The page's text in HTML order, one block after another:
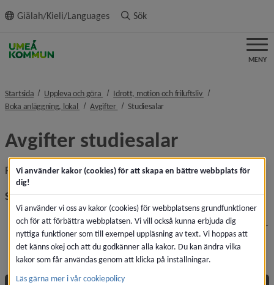
innehållet
Giälah/Kieli/Languages Sök
MENY
Startsida Uppleva och göra nivå i brödsmulenavigeringen
Idrott, motion och friluftsliv nivå i
Boka anläggning, lokal nivå i brödsmulenavigeringen
Avgifter nivå i brödsmulenavigeringen
Studiesalarnivå i brödsmulenavigeringen
Avgifter studiesalar
Priserna gäller inklusive moms.
Salar för studieverksamhet
Föreningar: 98 kronor per timme/440 kronor per dag
Privatpersoner: 173 kronor per timme/776 kronor per
dag
Övriga: 230 kronor per timme/1 035 kronor per dag
Vi använder kakor (cookies) för att skapa en bättre webbplats för
dig!
Vi använder vi oss av kakor (cookies) för webbplatsens grundfunktioner
och för att förbättra webbplatsen. Vi vill också kunna erbjuda dig
nyttiga funktioner som till exempel uppläsning av text. Vi hoppas att
det känns okej och att du godkänner alla kakor. Du kan ändra vilka
kakor som får användas genom att klicka på inställningar.
Läs gärna mer i vår cookiepolicy